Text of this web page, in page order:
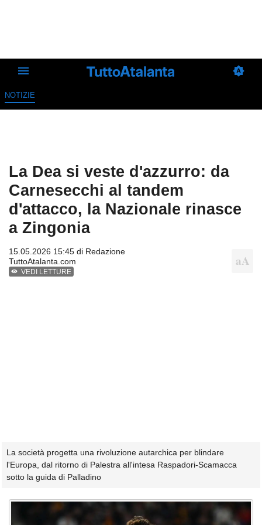
NOTIZIE
La Dea si veste d'azzurro: da
Carnesecchi al tandem
d'attacco, la Nazionale rinasce
a Zingonia
15.05.2026 15:45 di Redazione
TuttoAtalanta.com
VEDI LETTURE
La società progetta una rivoluzione autarchica per blindare
l'Europa, dal ritorno di Palestra all'intesa Raspadori-Scamacca
sotto la guida di Palladino